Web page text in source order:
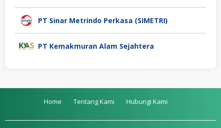
PT Sinar Metrindo Perkasa (SIMETRI)
PT Kemakmuran Alam Sejahtera
Home Tentang Kami Hubungi Kami